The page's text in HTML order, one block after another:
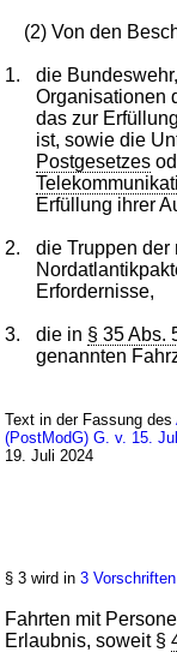
(2) Von den
1.
die
Organisationen
das zur
ist, sowie die
Postgesetzes
Erfüllung ihrer
2.
die Truppen der
Erfordernisse,
3. die in § 35 Abs.
genannten
Text in der Fassung des
(PostModG) G. v. 15.
19. Juli 2024
§ 3 wird in3
Fahrten mit
Erlaubnis, soweit §